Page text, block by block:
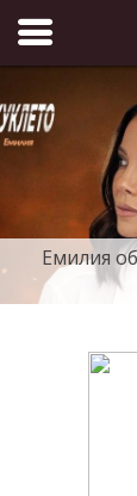
Folk.bg
Емилия